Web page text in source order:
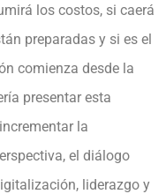
los costos, si caerá
preparadas y si es el
comienza desde la
presentar esta
la
el diálogo
liderazgo y